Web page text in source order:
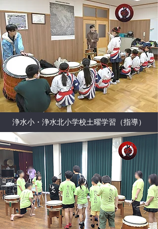
どのような演奏形態にも対応致します。
浄水小・浄水北小学校土曜学習（指導）